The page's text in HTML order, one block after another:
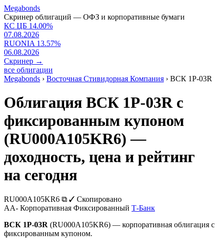
Megabonds
Скринер облигаций — ОФЗ и корпоративные бумаги
КС ЦБ 14.00%
07.08.2026
RUONIA 13.57%
06.08.2026
Скринер →
все облигации
Megabonds › Восточная Стивидорная Компания › ВСК 1P-03R
Облигация ВСК 1P-03R с
фиксированным купоном
(RU000A105KR6) —
доходность, цена и рейтинг
на сегодня
RU000A105KR6 ⧉ ✓ Скопировано
AA- Корпоративная Фиксированный Т-Банк
ВСК 1P-03R (RU000A105KR6) — корпоративная облигация с
фиксированным купоном.